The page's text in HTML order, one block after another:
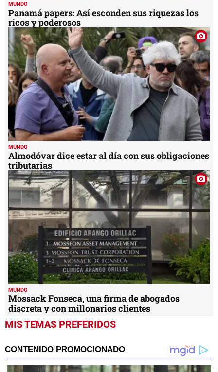
MUNDO
Panamá papers: Así esconden sus riquezas los
ricos y poderosos
MUNDO
Almodóvar dice estar al día con sus obligaciones
tributarias
MUNDO
Mossack Fonseca, una firma de abogados
discreta y con millonarios clientes
MIS TEMAS PREFERIDOS